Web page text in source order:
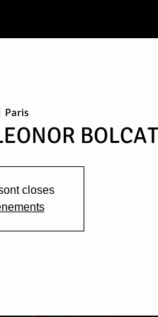
Paris
closes